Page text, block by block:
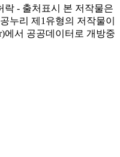
본 저작물은
누리 제1유형의 저작물이
에서 공공데이터로 개방중